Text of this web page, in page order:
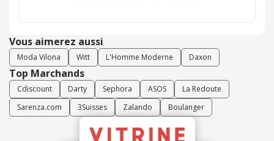
Vous aimerez aussi
Moda Vilona Witt L'Homme Moderne Daxon
Top Marchands
Cdiscount Darty Sephora ASOS
La Redoute
Sarenza.com
3Suisses Zalando Boulanger